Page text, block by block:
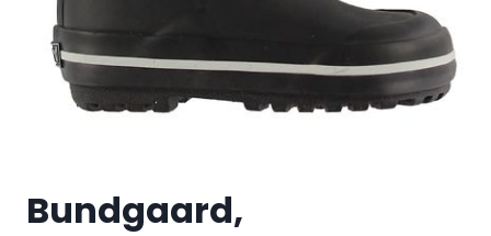
Bundgaard,